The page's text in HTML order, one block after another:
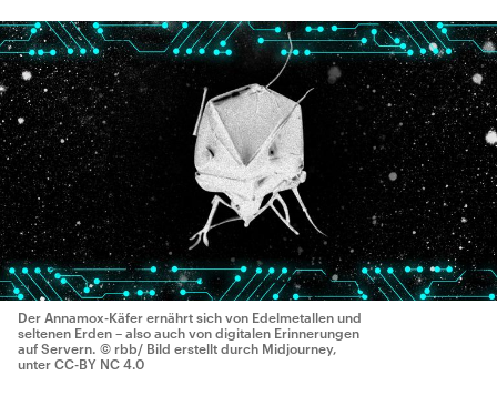
Der Annamox-Käfer ernährt sich von Edelmetallen und
seltenen Erden – also auch von digitalen Erinnerungen
auf Servern. © rbb/ Bild erstellt durch Midjourney,
unter CC-BY NC 4.0